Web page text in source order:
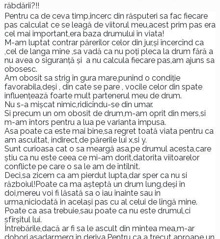
răbdării?!!
Pentru ca de ceva timp,încerc din răsputeri sa fac fiecare
pas calculat ce se leagă de viitorul meu,acest prim pas era
cel mai important,era baza drumului în viata!
M-am luptat contrar părerilor celor din jur,și încercînd ca
,cel de langa mine ,sa vadă ca nu poți pleca la drum fără a
nu avea o siguranță și a nu calcula fiecare pas,am ajuns sa
obosesc.
Am obosit sa strig în gura mare,punînd o condiție
favorabila,deși , din cate se pare , vocile celor din spate
influențează foarte mult partenerul meu de drum.
Nu s-a mișcat nimic,ridicîndu-se din umar.
Si precum un om obosit de drum,m-am oprit din mers,si
m-am întors pentru a lua pe varianta impusa.
Asa poate ca este mai bine,sa regret toată viata pentru ca
am ascultat, indirect,de părerile lui x,si y.
Sunt curioasa cat o sa meargă asa,pe drumul acesta,care
știu ca nu este ceea ce mi-am dorit,datorita viitoarelor
conflicte pe care o sa le am de întîlnit.
Deci,sa zicem ca am pierdut lupta,dar sper ca nu si
războiul!Poate ca ma așteptă un drum lung,deși în
doi,mereu voi fi lăsată sa o iau înainte sau in
urma,niciodată in același pas cu al celui de lîngă mine.
Poate ca asa trebuie,sau poate ca nu este drumul,ci
sfîrșitul lui.
Întrebările,dacă ar fi sa le ascult din mintea mea,m-ar